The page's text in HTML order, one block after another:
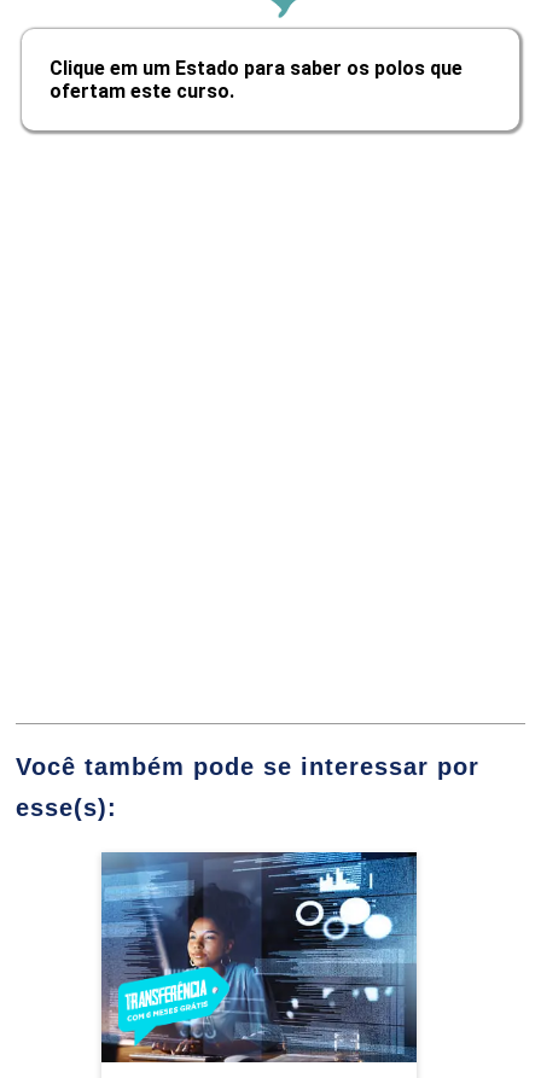
COMPUTADORES
BANCO DE DADOS II
72
LUIZ FERNANDO RIBEIRO DE PAIVA
Clique em um Estado para saber os polos que
ofertam este curso.
Você também pode se interessar por
esse(s):
Análise e Desenvolvimento
de Sistemas
Detalhes do curso
Ir para Inscrição